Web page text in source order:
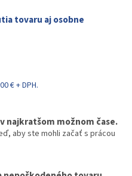
tovaru aj osobne
€ + DPH.
najkratšom možnom čase.
aby ste mohli začať s prácou